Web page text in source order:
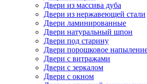
Двери из массива дуба
Двери из нержавеющей стали
Двери ламинированные
Двери натуральный шпон
Двери под старину
Двери порошковое
Двери с витражами
Двери с зеркалом
Двери с окном